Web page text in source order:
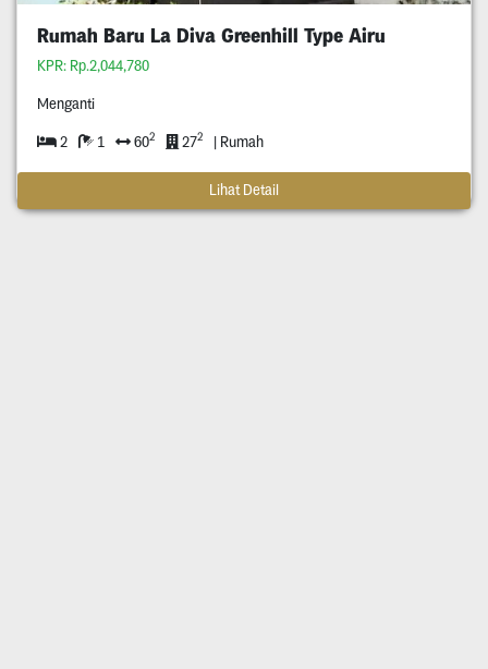
Rumah Baru La Diva Greenhill Type Airu
KPR: Rp.2,044,780
Menganti
2 1 602 272 | Rumah
Lihat Detail